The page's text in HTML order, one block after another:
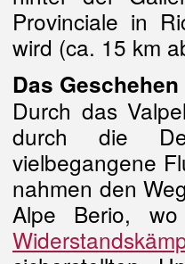
Provinciale in
wird (ca. 15 km
Das Geschehen
Durch das
durch die
vielbegangene
nahmen den
Alpe Berio,